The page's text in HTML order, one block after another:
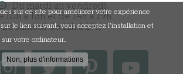
Du mardi au vendredi
10h à 13h et de 14h à 19h
Le samedi de 11h à 19h
sur ce site pour améliorer votre expérience
le lien suivant, vous acceptez l'installation et
votre ordinateur.
Non, plus d'informations